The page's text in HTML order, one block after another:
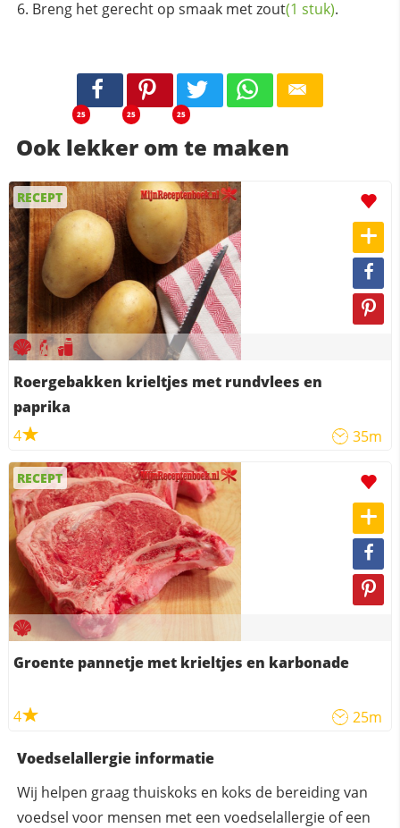
Breng het gerecht op smaak metzout(1 stuk).
25 25 25
Ook lekker om te maken
RECEPT
Roergebakken krieltjes met rundvlees en
paprika
4
35m
RECEPT
Groente pannetje met krieltjes en karbonade
4 25m
Voedselallergie informatie
Wij helpen graag thuiskoks en koks de bereiding van
voedsel voor mensen met een voedselallergie of een